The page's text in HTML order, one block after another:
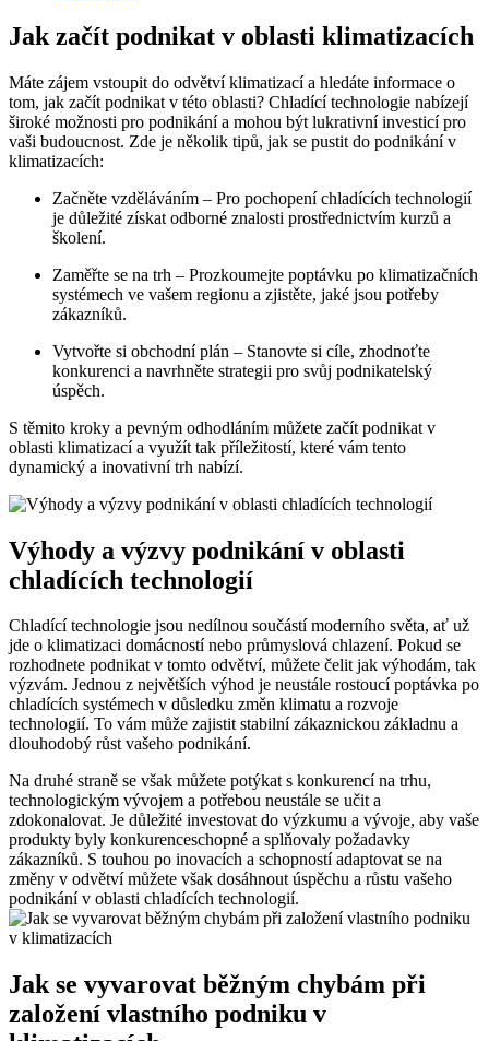
Jak začít podnikat v oblasti klimatizacích
Máte zájem vstoupit do odvětví klimatizací a hledáte informace o
tom, jak začít podnikat v této oblasti? Chladící technologie nabízejí
široké možnosti pro podnikání a mohou být lukrativní investicí pro
vaši budoucnost. Zde je několik tipů, jak se pustit do podnikání v
klimatizacích:
Začněte vzděláváním – Pro pochopení chladících technologií
je důležité získat odborné znalosti prostřednictvím kurzů a
školení.
Zaměřte se na trh – Prozkoumejte poptávku po klimatizačních
systémech ve vašem regionu a zjistěte, jaké jsou potřeby
zákazníků.
Vytvořte si obchodní plán – Stanovte si cíle, zhodnoťte
konkurenci a navrhněte strategii pro svůj podnikatelský
úspěch.
S těmito kroky a pevným odhodláním můžete začít podnikat v
oblasti klimatizací a využít tak příležitostí, které vám tento
dynamický a inovativní trh nabízí.
Výhody a výzvy podnikání v oblasti
chladících technologií
Chladící technologie jsou nedílnou součástí moderního světa, ať už
jde o klimatizaci domácností nebo průmyslová chlazení. Pokud se
rozhodnete podnikat v tomto odvětví, můžete čelit jak výhodám, tak
výzvám. Jednou z největších výhod je neustále rostoucí poptávka po
chladících systémech v důsledku změn klimatu a rozvoje
technologií. To vám může zajistit stabilní zákaznickou základnu a
dlouhodobý růst vašeho podnikání.
Na druhé straně se však můžete potýkat s konkurencí na trhu,
technologickým vývojem a potřebou neustále se učit a
zdokonalovat. Je důležité investovat do výzkumu a vývoje, aby vaše
produkty byly konkurenceschopné a splňovaly požadavky
zákazníků. S touhou po inovacích a schopností adaptovat se na
změny v odvětví můžete však dosáhnout úspěchu a růstu vašeho
podnikání v oblasti chladících technologií.
Jak se vyvarovat běžným chybám při
založení vlastního podniku v